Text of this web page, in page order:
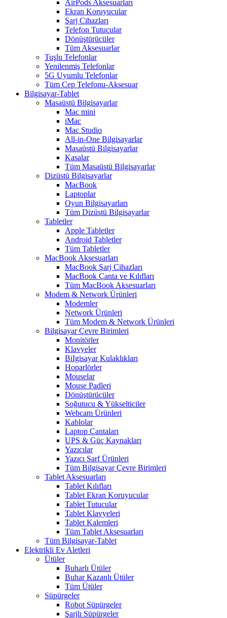
AirPods Aksesuarları
Ekran Koruyucular
Şarj Cihazları
Telefon Tutucular
Dönüştürücüler
Tüm Aksesuarlar
Tuşlu Telefonlar
Yenilenmiş Telefonlar
5G Uyumlu Telefonlar
Tüm Cep Telefonu-Aksesuar
Bilgisayar-Tablet
Masaüstü Bilgisayarlar
Mac mini
iMac
Mac Studio
All-in-One Bilgisayarlar
Masaüstü Bilgisayarlar
Kasalar
Tüm Masaüstü Bilgisayarlar
Dizüstü Bilgisayarlar
MacBook
Laptoplar
Oyun Bilgisayarları
Tüm Dizüstü Bilgisayarlar
Tabletler
Apple Tabletler
Android Tabletler
Tüm Tabletler
MacBook Aksesuarları
MacBook Şarj Cihazları
MacBook Çanta ve Kılıfları
Tüm MacBook Aksesuarları
Modem & Network Ürünleri
Modemler
Network Ürünleri
Tüm Modem & Network Ürünleri
Bilgisayar Çevre Birimleri
Monitörler
Klavyeler
BiIgisayar Kulaklıkları
Hoparlörler
Mouselar
Mouse Padleri
Dönüştürücüler
Soğutucu & Yükselticiler
Webcam Ürünleri
Kablolar
Laptop Çantaları
UPS & Güç Kaynakları
Yazıcılar
Yazıcı Sarf Ürünleri
Tüm Bilgisayar Çevre Birimleri
Tablet Aksesuarları
Tablet Kılıfları
Tablet Ekran Koruyucular
Tablet Tutucular
Tablet Klavyeleri
Tablet Kalemleri
Tüm Tablet Aksesuarları
Tüm Bilgisayar-Tablet
Elektrikli Ev Aletleri
Ütüler
Buharlı Ütüler
Buhar Kazanlı Ütüler
Tüm Ütüler
Süpürgeler
Robot Süpürgeler
Şarjlı Süpürgeler